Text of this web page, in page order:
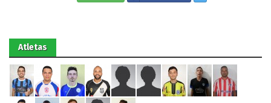
Atletas